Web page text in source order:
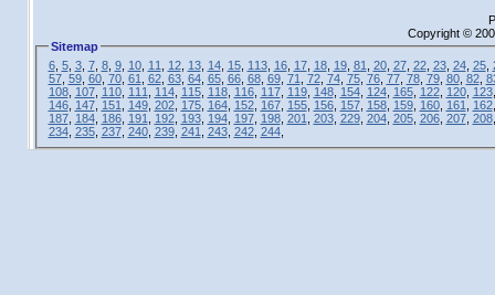
Copyright ©
Sitemap
6, 5, 3, 7, 8, 9, 10, 11 12, 13, 14, 15, 113, 16, 17, 18, 19, 81 20, 27, 22, 23, 24, 25,
57, 59, 60, 70, 61 62, 63, 64, 65, 66, 68, 69, 71 72, 74, 75, 76, 77, 78, 79, 80, 82,
108, 107, 110, 111 114, 115, 118, 116, 117, 119, 148, 154, 124, 165, 122, 120, 123
146, 147, 151 149, 202, 175, 164, 152, 167, 155, 156, 157, 158, 159, 160, 161 162
187, 184, 186, 191 192, 193, 194, 197, 198, 201 203, 229, 204, 205, 206, 207, 208
234, 235, 237, 240, 239, 241 243, 242, 244,